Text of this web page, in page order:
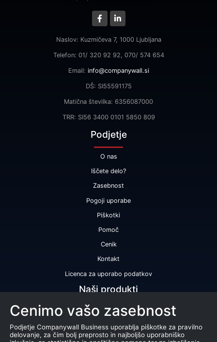
Naslov: Kuzmičeva 7, 1000 Ljubljana
Telefon: 01/ 320 92 92, 070/ 574 654
Email: info@companywall.si
DŠ: SI55591175
Matična številka: 6356087000
TRR: SI56 3400 0101 5850 809
Podjetje
O nas
Iščete delo?
Zasebnost
Pogoji uporabe
Piškotki
Pomoč
Cenik
Kontakt
Licenca za uporabo podatkov
Naši produkti
Bonitetna ocena
Bonitetno poročilo
Certifikat bonitetne odličnosti
Cenimo vašo zasebnost
Podjetje Companywall Business uporablja piškotke za pravilno
delovanje, za čim bolj preprosto in najboljšo uporabniško